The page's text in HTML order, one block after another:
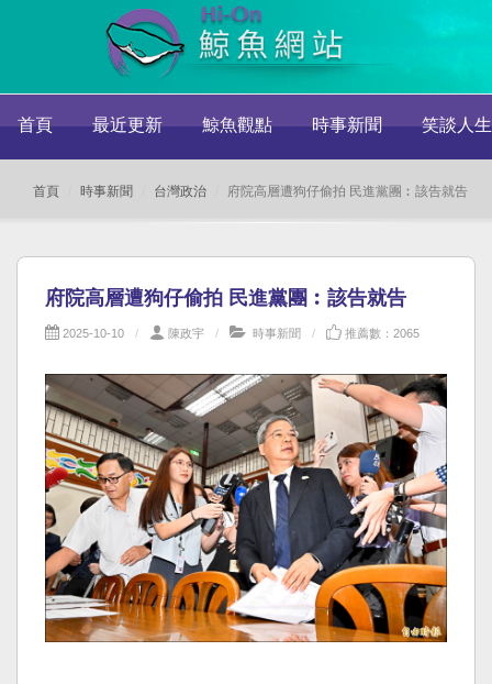
首頁 最近更新 鯨魚觀點 時事新聞 笑談人生
首頁 時事新聞 台灣政治 府院高層遭狗仔偷拍 民進黨團︰該告就告
府院高層遭狗仔偷拍 民進黨團︰該告就告
2025-10-10 陳政宇 時事新聞 推薦數：2065